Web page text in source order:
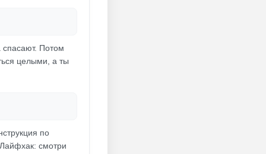
спасают. Потом
целыми, а ты
по
смотри